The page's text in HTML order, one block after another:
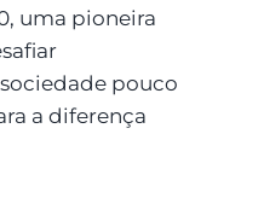
uma pioneira
pouco
a diferença